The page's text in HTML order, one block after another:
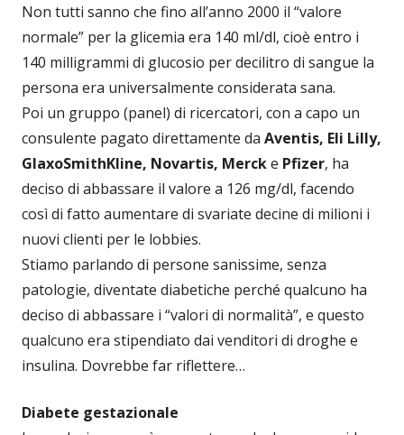
Non tutti sanno che fino all’anno 2000 il “valore
normale” per la glicemia era 140 ml/dl, cioè entro i
140 milligrammi di glucosio per decilitro di sangue la
persona era universalmente considerata sana.
Poi un gruppo (panel) di ricercatori, con a capo un
consulente pagato direttamente da Aventis, Eli Lilly,
GlaxoSmithKline, Novartis, Mercke Pfizer, ha
deciso di abbassare il valore a 126 mg/dl, facendo
così di fatto aumentare di svariate decine di milioni i
nuovi clienti per le lobbies.
Stiamo parlando di persone sanissime, senza
patologie, diventate diabetiche perché qualcuno ha
deciso di abbassare i “valori di normalità”, e questo
qualcuno era stipendiato dai venditori di droghe e
insulina. Dovrebbe far riflettere…
Diabete gestazionale